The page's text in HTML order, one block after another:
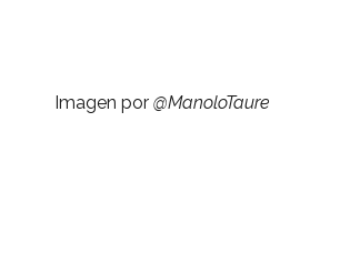
Imagen por @ManoloTaure